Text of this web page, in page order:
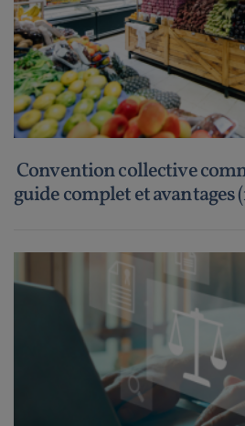
Convention collective
guide complet et avantages